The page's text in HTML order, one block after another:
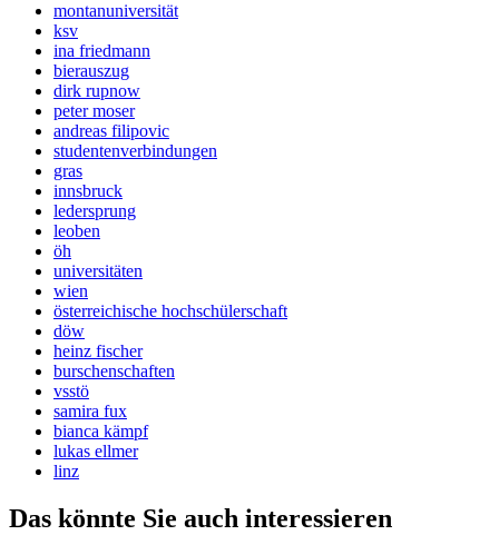
montanuniversität
ksv
ina friedmann
bierauszug
dirk rupnow
peter moser
andreas filipovic
studentenverbindungen
gras
innsbruck
ledersprung
leoben
öh
universitäten
wien
österreichische hochschülerschaft
döw
heinz fischer
burschenschaften
vsstö
samira fux
bianca kämpf
lukas ellmer
linz
Das könnte Sie auch interessieren